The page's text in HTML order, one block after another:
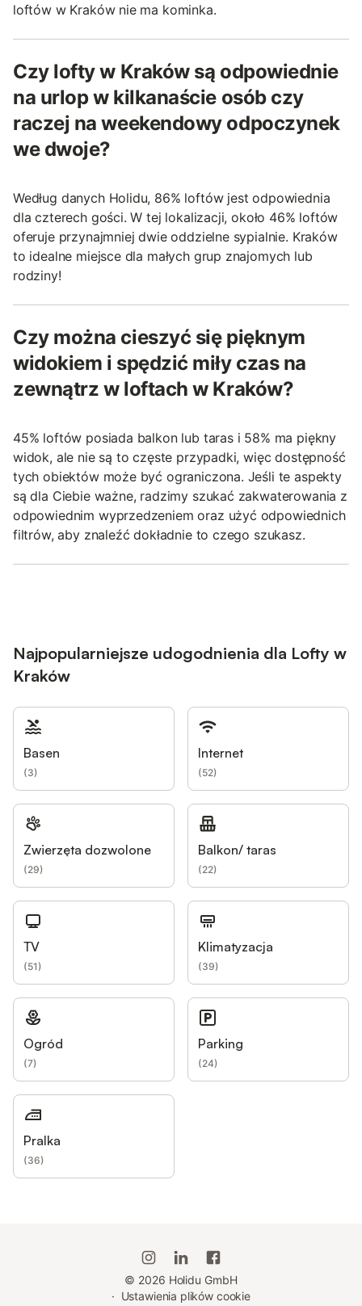
loftów w Kraków nie ma kominka.
Czy lofty w Kraków są odpowiednie
na urlop w kilkanaście osób czy
raczej na weekendowy odpoczynek
we dwoje?
Według danych Holidu, 86% loftów jest odpowiednia
dla czterech gości. W tej lokalizacji, około 46% loftów
oferuje przynajmniej dwie oddzielne sypialnie. Kraków
to idealne miejsce dla małych grup znajomych lub
rodziny!
Czy można cieszyć się pięknym
widokiem i spędzić miły czas na
zewnątrz w loftach w Kraków?
45% loftów posiada balkon lub taras i 58% ma piękny
widok, ale nie są to częste przypadki, więc dostępność
tych obiektów może być ograniczona. Jeśli te aspekty
są dla Ciebie ważne, radzimy szukać zakwaterowania z
odpowiednim wyprzedzeniem oraz użyć odpowiednich
filtrów, aby znaleźć dokładnie to czego szukasz.
Najpopularniejsze udogodnienia dla Lofty w
Kraków
Basen
(3)
Internet
(52)
Zwierzęta dozwolone
(29)
Balkon/ taras
(22)
TV
(51)
Klimatyzacja
(39)
Ogród
(7)
Parking
(24)
Pralka
(36)
© 2026 Holidu GmbH
· Ustawienia plików cookie